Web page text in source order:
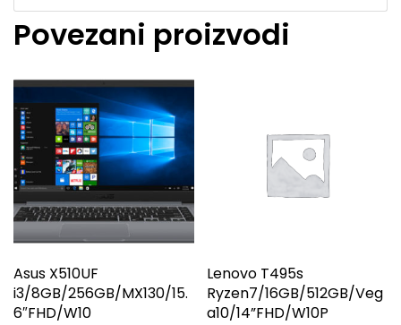
Povezani proizvodi
Asus X510UF
i3/8GB/256GB/MX130/15.
6″FHD/W10
Lenovo T495s
Ryzen7/16GB/512GB/Veg
a10/14”FHD/W10P